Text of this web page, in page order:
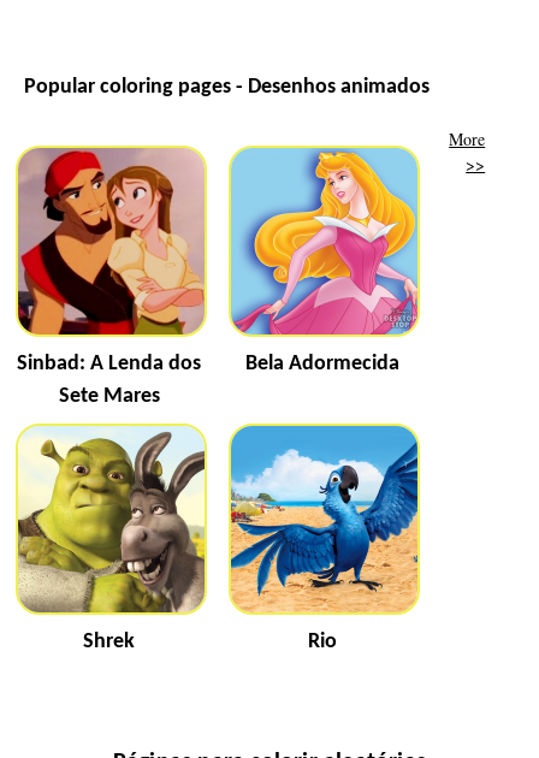
Popular coloring pages - Desenhos animados
Sinbad: A Lenda dos
Sete Mares
Bela Adormecida
Shrek Rio
More
>>